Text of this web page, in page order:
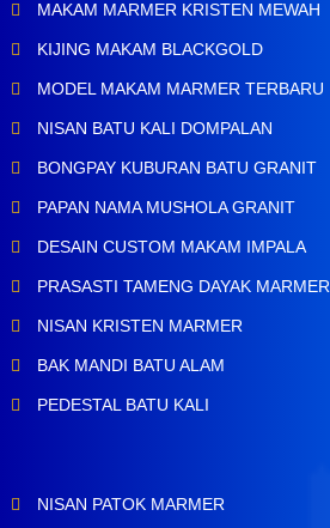
MAKAM MARMER KRISTEN MEWAH
KIJING MAKAM BLACKGOLD
MODEL MAKAM MARMER TERBARU
NISAN BATU KALI DOMPALAN
BONGPAY KUBURAN BATU GRANIT
PAPAN NAMA MUSHOLA GRANIT
DESAIN CUSTOM MAKAM IMPALA
PRASASTI TAMENG DAYAK MARMER
NISAN KRISTEN MARMER
BAK MANDI BATU ALAM
PEDESTAL BATU KALI
NISAN PATOK MARMER